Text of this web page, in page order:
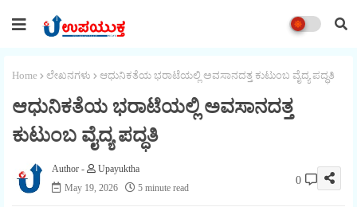
Home ಲೇಖನಗಳು ಆಧುನಿಕತೆಯ ಭರಾಟೆಯಲ್ಲಿ ಅವಸಾನದತ್ತ ಕುಟುಂಬ ವೈದ್ಯ ಪದ್ಧತಿ
ಆಧುನಿಕತೆಯ ಭರಾಟೆಯಲ್ಲಿ ಅವಸಾನದತ್ತ
ಕುಟುಂಬ ವೈದ್ಯ ಪದ್ಧತಿ
Upayuktha
May 19, 2026
5 minute read
0